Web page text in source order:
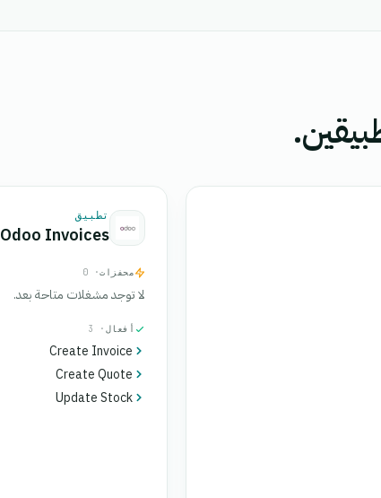
تطبيق
Odoo Invoices
محفزات· 0
لا توجد مشغلات متاحة بعد.
أفعال · 3
Create Invoice
Create Quote
Update Stock